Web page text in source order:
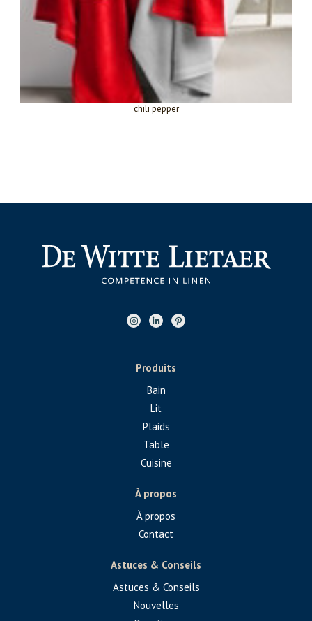
chili pepper
Produits
Bain
Lit
Plaids
Table
Cuisine
À propos
À propos
Contact
Astuces & Conseils
Astuces & Conseils
Nouvelles